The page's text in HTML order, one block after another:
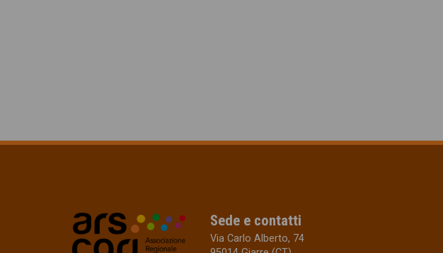
Sede e contatti
Via Carlo Alberto, 74